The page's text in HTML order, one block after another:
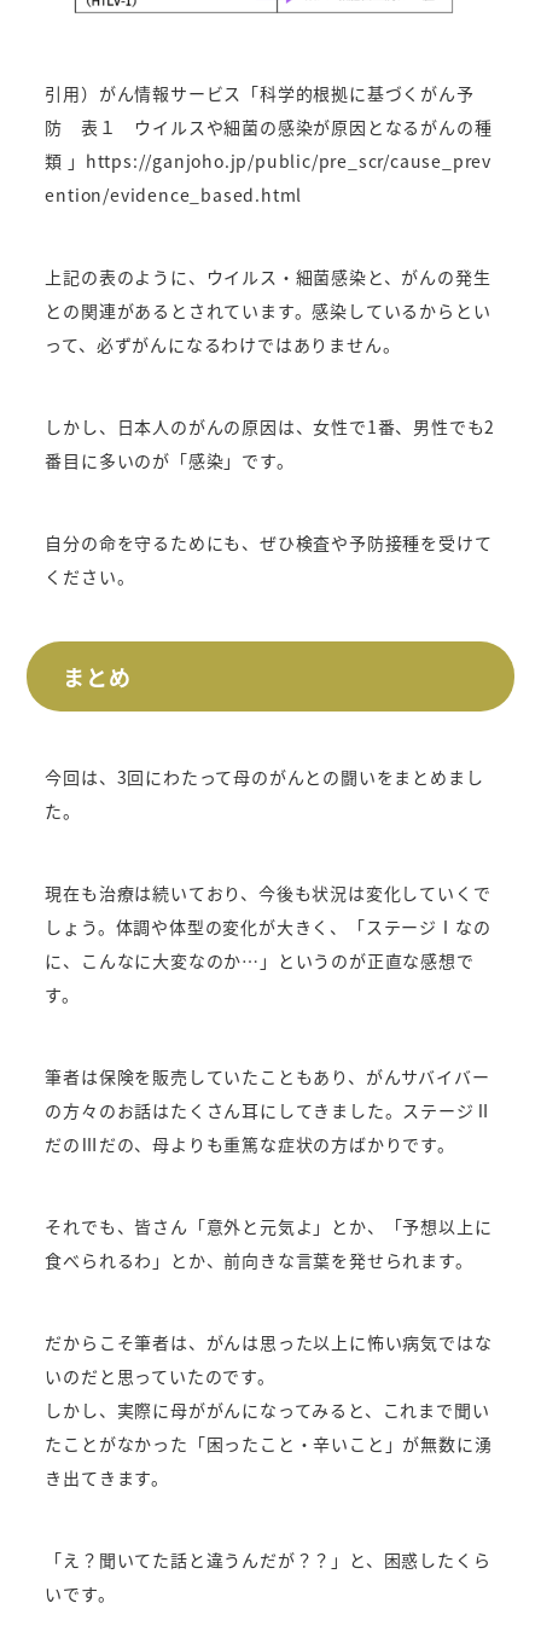
引用）がん情報サービス「科学的根拠に基づくがん予
防 表１ ウイルスや細菌の感染が原因となるがんの種
類 」 https://ganjoho.jp/public/pre_scr/cause_prev
ention/evidence_based.html
上記の表のように、ウイルス・細菌感染と、がんの発生
との関連があるとされています。感染しているからとい
って、必ずがんになるわけではありません。
しかし、日本人のがんの原因は、女性で1番、男性でも2
番目に多いのが「感染」です。
自分の命を守るためにも、ぜひ検査や予防接種を受けて
ください。
まとめ
今回は、3回にわたって母のがんとの闘いをまとめまし
た。
現在も治療は続いており、今後も状況は変化していくで
しょう。 体調や体型の変化が大きく、「ステージⅠなの
に、こんなに大変なのか…」というのが正直な感想で
す。
筆者は保険を販売していたこともあり、がんサバイバー
の方々のお話はたくさん耳にしてきました。 ステージⅡ
だのⅢだの、母よりも重篤な症状の方ばかりです。
それでも、皆さん「意外と元気よ」とか、「予想以上に
食べられるわ」とか、前向きな言葉を発せられます。
だからこそ筆者は、がんは思った以上に怖い病気ではな
いのだと思っていたのです。
しかし、実際に母ががんになってみると、これまで聞い
たことがなかった「困ったこと・辛いこと」が無数に湧
き出てきます。
「え？聞いてた話と違うんだが？？」と、困惑したくら
いです。